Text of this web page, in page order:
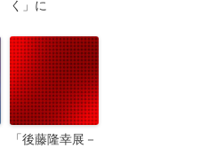
く」に
「後藤隆幸展－